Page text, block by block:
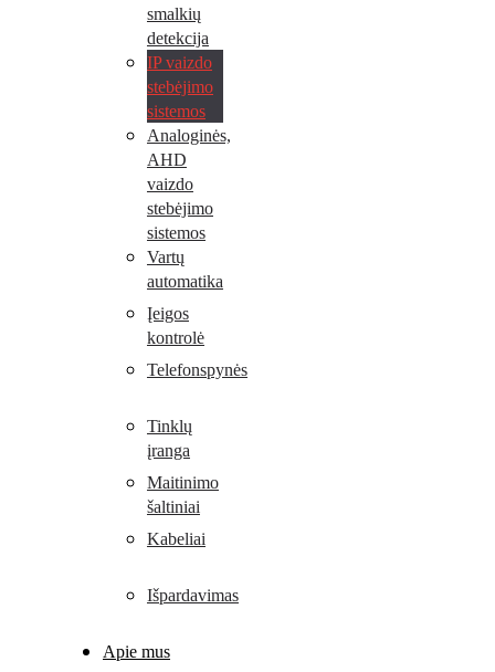
smalkių
detekcija
IP vaizdo
stebėjimo
sistemos
Analoginės,
AHD
vaizdo
stebėjimo
sistemos
Vartų
automatika
Įeigos
kontrolė
Telefonspynės
Tinklų
įranga
Maitinimo
šaltiniai
Kabeliai
Išpardavimas
Apie mus